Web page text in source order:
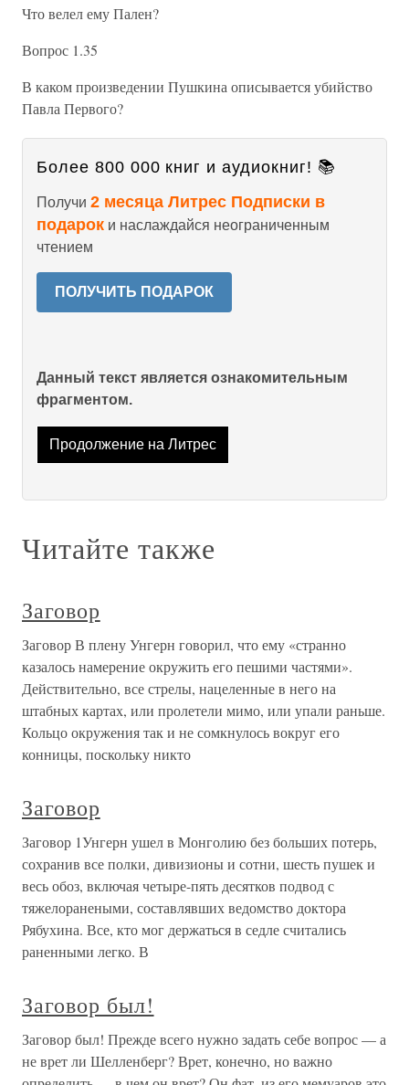
Что велел ему Пален?
Вопрос 1.35
В каком произведении Пушкина описывается убийство
Павла Первого?
Более 800 000 книг и аудиокниг! 📚
Получи 2 месяца Литрес Подписки в
подарок и наслаждайся неограниченным
чтением
ПОЛУЧИТЬ ПОДАРОК
Данный текст является ознакомительным
фрагментом.
Продолжение на Литрес
Читайте также
Заговор
Заговор В плену Унгерн говорил, что ему «странно
казалось намерение окружить его пешими частями».
Действительно, все стрелы, нацеленные в него на
штабных картах, или пролетели мимо, или упали раньше.
Кольцо окружения так и не сомкнулось вокруг его
конницы, поскольку никто
Заговор
Заговор 1Унгерн ушел в Монголию без больших потерь,
сохранив все полки, дивизионы и сотни, шесть пушек и
весь обоз, включая четыре-пять десятков подвод с
тяжелоранеными, составлявших ведомство доктора
Рябухина. Все, кто мог держаться в седле считались
раненными легко. В
Заговор был!
Заговор был! Прежде всего нужно задать себе вопрос — а
не врет ли Шелленберг? Врет, конечно, но важно